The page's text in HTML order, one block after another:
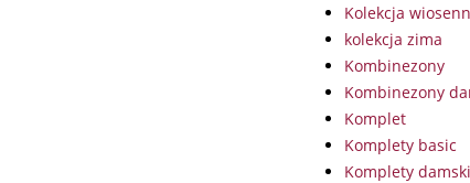
Kolekcja
kolekcja zima
Kombinezony
Kombinezony
Komplet
Komplety basic
Komplety